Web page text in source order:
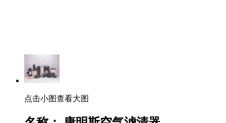
点击小图查看大图